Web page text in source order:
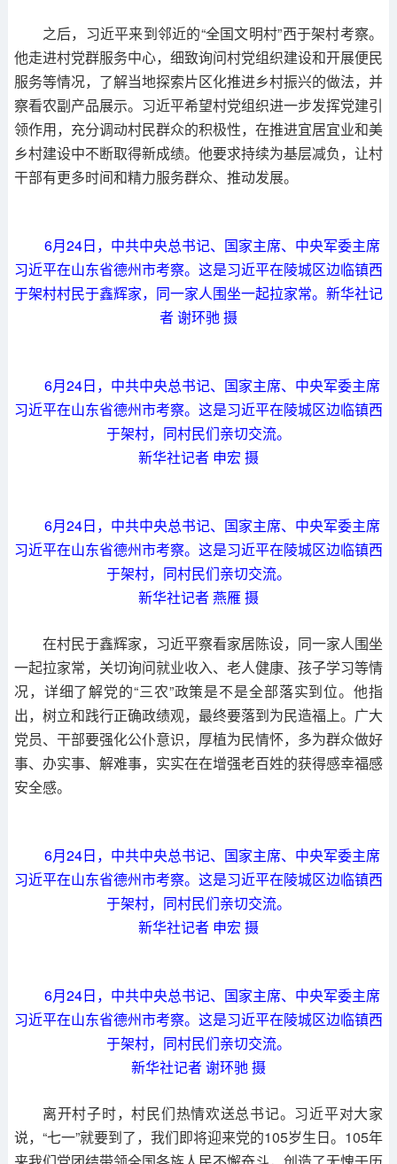
之后，习近平来到邻近的“全国文明村”西于架村考察。
他走进村党群服务中心，细致询问村党组织建设和开展便民
服务等情况，了解当地探索片区化推进乡村振兴的做法，并
察看农副产品展示。习近平希望村党组织进一步发挥党建引
领作用，充分调动村民群众的积极性，在推进宜居宜业和美
乡村建设中不断取得新成绩。他要求持续为基层减负，让村
干部有更多时间和精力服务群众、推动发展。
6月24日，中共中央总书记、国家主席、中央军委主席
习近平在山东省德州市考察。这是习近平在陵城区边临镇西
于架村村民于鑫辉家，同一家人围坐一起拉家常。新华社记
者 谢环驰 摄
6月24日，中共中央总书记、国家主席、中央军委主席
习近平在山东省德州市考察。这是习近平在陵城区边临镇西
于架村，同村民们亲切交流。
新华社记者 申宏 摄
6月24日，中共中央总书记、国家主席、中央军委主席
习近平在山东省德州市考察。这是习近平在陵城区边临镇西
于架村，同村民们亲切交流。
新华社记者 燕雁 摄
在村民于鑫辉家，习近平察看家居陈设，同一家人围坐
一起拉家常，关切询问就业收入、老人健康、孩子学习等情
况，详细了解党的“三农”政策是不是全部落实到位。他指
出，树立和践行正确政绩观，最终要落到为民造福上。广大
党员、干部要强化公仆意识，厚植为民情怀，多为群众做好
事、办实事、解难事，实实在在增强老百姓的获得感幸福感
安全感。
6月24日，中共中央总书记、国家主席、中央军委主席
习近平在山东省德州市考察。这是习近平在陵城区边临镇西
于架村，同村民们亲切交流。
新华社记者 申宏 摄
6月24日，中共中央总书记、国家主席、中央军委主席
习近平在山东省德州市考察。这是习近平在陵城区边临镇西
于架村，同村民们亲切交流。
新华社记者 谢环驰 摄
离开村子时，村民们热情欢送总书记。习近平对大家
说，“七一”就要到了，我们即将迎来党的105岁生日。105年